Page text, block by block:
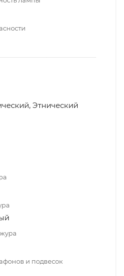
Этнический
и подвесок